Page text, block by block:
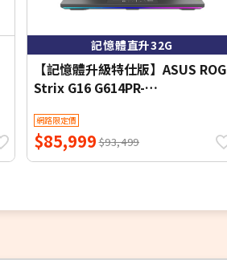
記憶體直升32G
【記憶體升級特仕版】ASUS ROG
Strix G16 G614PR-
電競筆電 (2.5K IPS 300Hz/AMD
Ryzen 9 8940HX/16G+16G
DDR5/1T PCIE SSD/NVIDIA RTX
網路限定價
$85,999$93,499